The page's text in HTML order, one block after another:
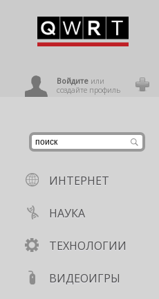
Войдитеили
создайте профиль
ИНТЕРНЕТ
НАУКА
ТЕХНОЛОГИИ
ВИДЕОИГРЫ